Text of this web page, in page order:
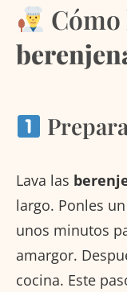
Lava las
largo. Ponles
unos minutos
amargor.
cocina. Este